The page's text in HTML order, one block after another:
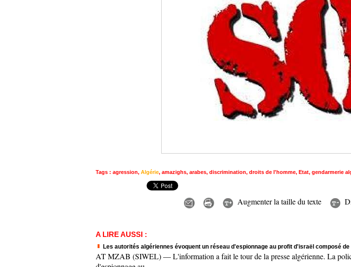
Tags : agression, Algérie, amazighs, arabes, discrimination, droits de l'homme, Etat, gendarmerie
Augmenter la taille du texte
A LIRE AUSSI :
Les autorités algériennes évoquent un réseau d'espionnage au profit d'israël composé
AT MZAB (SIWEL) — L'information a fait le tour de la presse algérienne. La